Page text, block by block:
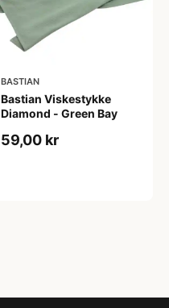
BASTIAN
Bastian Viskestykke
Diamond - Green Bay
59,00 kr